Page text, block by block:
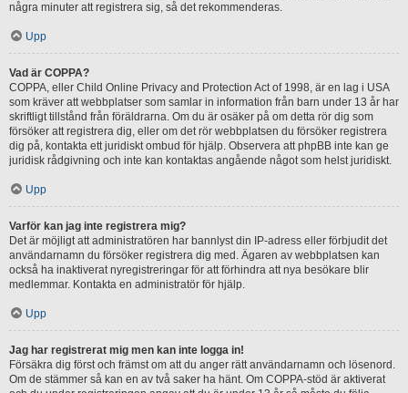
några minuter att registrera sig, så det rekommenderas.
Upp
Vad är COPPA?
COPPA, eller Child Online Privacy and Protection Act of 1998, är en lag i USA
som kräver att webbplatser som samlar in information från barn under 13 år har
skriftligt tillstånd från föräldrarna. Om du är osäker på om detta rör dig som
försöker att registrera dig, eller om det rör webbplatsen du försöker registrera
dig på, kontakta ett juridiskt ombud för hjälp. Observera att phpBB inte kan ge
juridisk rådgivning och inte kan kontaktas angående något som helst juridiskt.
Upp
Varför kan jag inte registrera mig?
Det är möjligt att administratören har bannlyst din IP-adress eller förbjudit det
användarnamn du försöker registrera dig med. Ägaren av webbplatsen kan
också ha inaktiverat nyregistreringar för att förhindra att nya besökare blir
medlemmar. Kontakta en administratör för hjälp.
Upp
Jag har registrerat mig men kan inte logga in!
Försäkra dig först och främst om att du anger rätt användarnamn och lösenord.
Om de stämmer så kan en av två saker ha hänt. Om COPPA-stöd är aktiverat